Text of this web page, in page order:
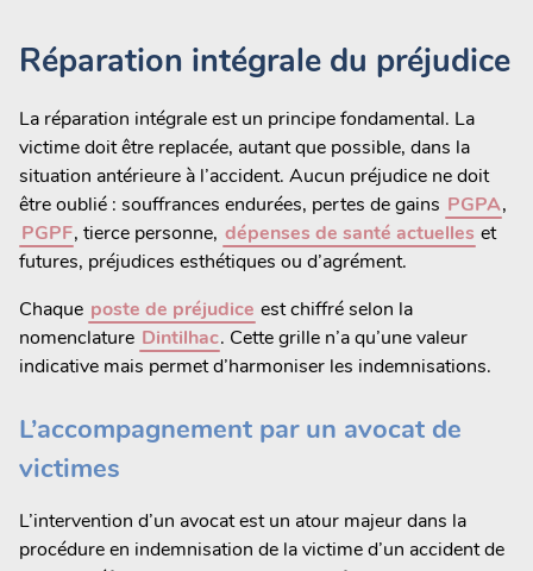
Réparation intégrale du préjudice
La réparation intégrale est un principe fondamental. La
victime doit être replacée, autant que possible, dans la
situation antérieure à l’accident. Aucun préjudice ne doit
être oublié : souffrances endurées, pertes de gains PGPA,
PGPF, tierce personne, dépenses de santé actuelles et
futures, préjudices esthétiques ou d’agrément.
Chaque poste de préjudice est chiffré selon la
nomenclature Dintilhac. Cette grille n’a qu’une valeur
indicative mais permet d’harmoniser les indemnisations.
L’accompagnement par un avocat de
victimes
L’intervention d’un avocat est un atour majeur dans la
procédure en indemnisation de la victime d’un accident de